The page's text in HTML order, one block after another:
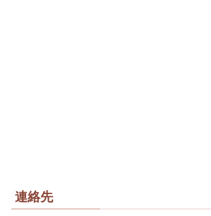
連絡先